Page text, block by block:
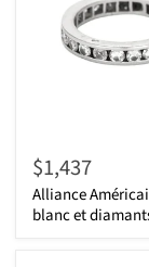
$1,437
Alliance
blanc et